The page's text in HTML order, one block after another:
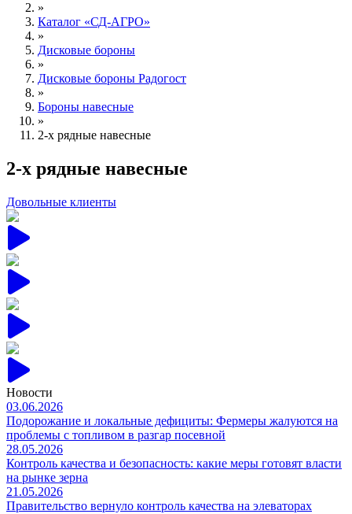
Главная
»
Каталог «СД-АГРО»
»
Дисковые бороны
»
Дисковые бороны Радогост
»
Бороны навесные
»
2-х рядные навесные
Довольные клиенты
Новости
03.06.2026
Подорожание и локальные дефициты: Фермеры жалуются на
проблемы с топливом в разгар посевной
28.05.2026
Контроль качества и безопасность: какие меры готовят власти
на рынке зерна
21.05.2026